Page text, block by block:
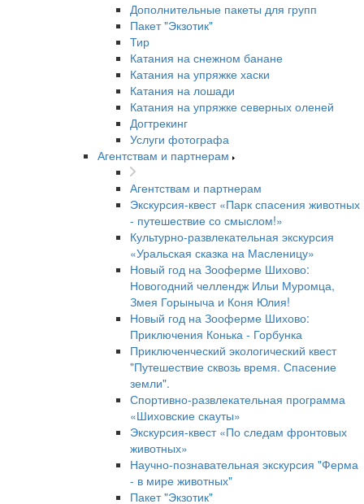
Дополнительные пакеты для групп
Пакет "Экзотик"
Тир
Катания на снежном банане
Катания на упряжке хаски
Катания на лошади
Катания на упряжке северных оленей
Догтрекинг
Услуги фотографа
Агентствам и партнерам
Агентствам и партнерам
Экскурсия-квест «Парк спасения животных
- путешествие со смыслом!»
Культурно-развлекательная экскурсия
«Уральская сказка на Масленицу»
Новый год на Зооферме Шихово:
Новогодний челлендж Ильи Муромца,
Змея Горыныча и Коня Юлия!
Новый год на Зооферме Шихово:
Приключения Конька - Горбунка
Приключенческий экологический квест
"Путешествие сквозь время. Спасение
земли".
Спортивно-развлекательная программа
«Шиховские скауты»
Экскурсия-квест «По следам фронтовых
животных»
Научно-познавательная экскурсия "Ферма
- в мире животных"
Пакет "Экзотик"